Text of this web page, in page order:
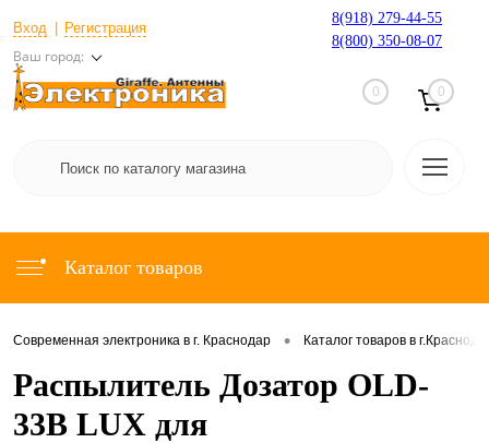
Вход Регистрация
Ваш город:
8(918) 279-44-55
8(800) 350-08-07
0 0
Каталог товаров
Современная электроника в г. Краснодар • Каталог товаров в
Распылитель Дозатор OLD-
33B LUX для